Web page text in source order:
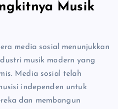
Musik
media sosial menunjukkan
musik modern yang
Media sosial telah
independen untuk
dan membangun